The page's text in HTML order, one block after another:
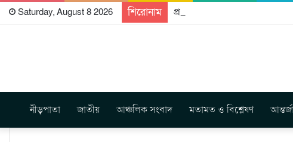
Saturday, August 8 2026 শিরোনাম প্রকাশিত হতে যাচ্ছে দি রাবুগার
নীড়পাতা জাতীয় আঞ্চলিক সংবাদ মতামত ও বিশ্লেষণ